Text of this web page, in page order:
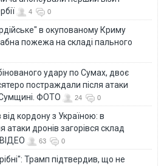
4 0
в окупованому Криму
пожежа на складі пального
удару по Сумах, двоє
постраждали після атаки
ФОТО
24 0
від кордону з Україною: в
атаки дронів загорівся склад
63 0
Трамп підтвердив, що не